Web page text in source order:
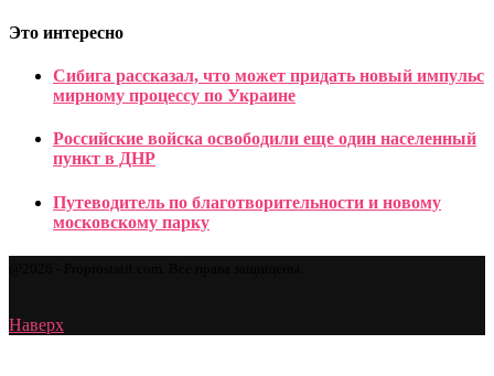
Это интересно
Сибига рассказал, что может придать новый импульс
мирному процессу по Украине
Российские войска освободили еще один населенный
пункт в ДНР
Путеводитель по благотворительности и новому
московскому парку
Наверх